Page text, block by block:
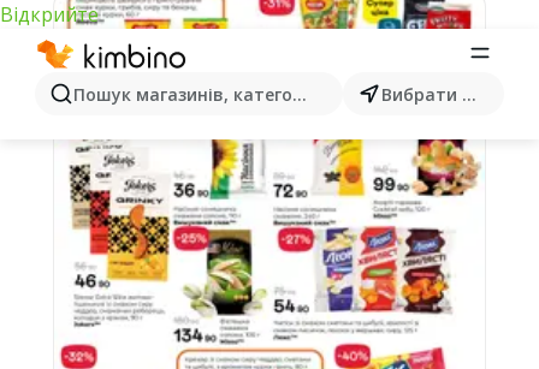
Відкрийте
Пошук магазинів, категорій, товарів... Вибрати місто